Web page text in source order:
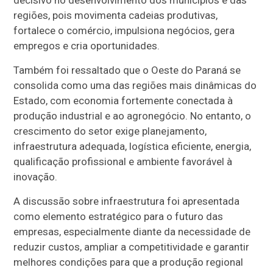
regiões, pois movimenta cadeias produtivas,
fortalece o comércio, impulsiona negócios, gera
empregos e cria oportunidades.
Também foi ressaltado que o Oeste do Paraná se
consolida como uma das regiões mais dinâmicas do
Estado, com economia fortemente conectada à
produção industrial e ao agronegócio. No entanto, o
crescimento do setor exige planejamento,
infraestrutura adequada, logística eficiente, energia,
qualificação profissional e ambiente favorável à
inovação.
A discussão sobre infraestrutura foi apresentada
como elemento estratégico para o futuro das
empresas, especialmente diante da necessidade de
reduzir custos, ampliar a competitividade e garantir
melhores condições para que a produção regional